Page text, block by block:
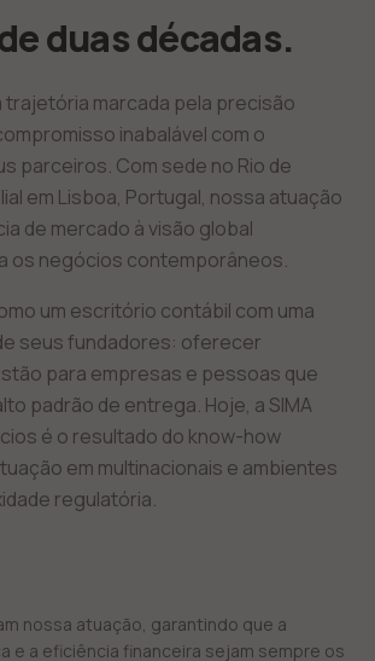
duas décadas.
trajetória marcada pela precisão
inabalável com o
parceiros. Com sede no Rio de
em Lisboa, Portugal, nossa atuação
de mercado à visão global
os negócios contemporâneos.
um escritório contábil com uma
seus fundadores: oferecer
para empresas e pessoas que
padrão de entrega. Hoje, a SIMA
é o resultado do know-how
em multinacionais e ambientes
regulatória.
nossa atuação, garantindo que a
e a eficiência financeira sejam sempre os